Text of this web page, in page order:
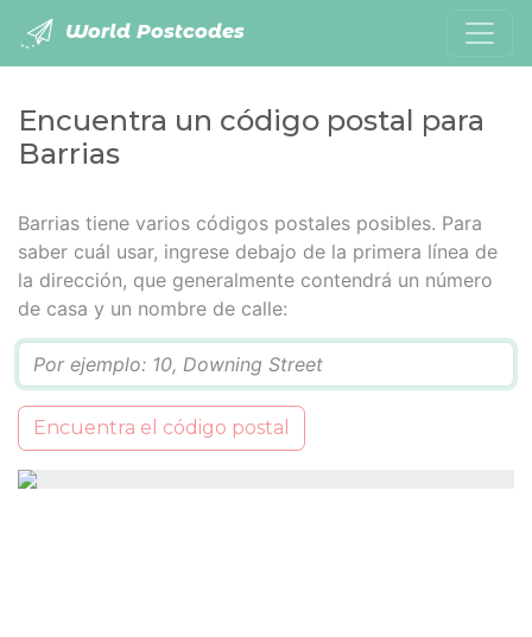
World Postcodes
Encuentra un código postal para
Barrias
Barrias tiene varios códigos postales posibles. Para
saber cuál usar, ingrese debajo de la primera línea de
la dirección, que generalmente contendrá un número
de casa y un nombre de calle:
Encuentra el código postal